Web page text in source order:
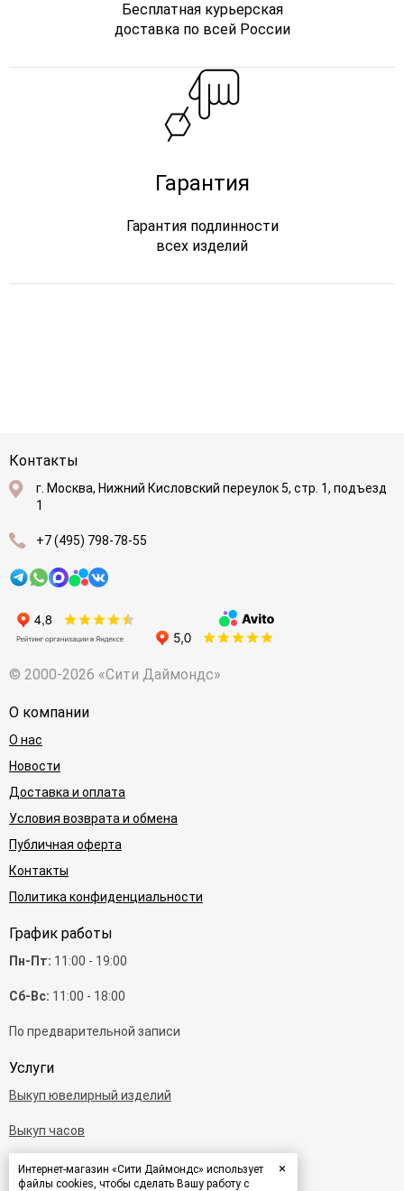
×
Интернет-магазин «Сити Даймондс» использует
файлы cookies, чтобы сделать Вашу работу с
Бесплатная курьерская
доставка по всей России
Гарантия
Гарантия подлинности
всех изделий
Контакты
г. Москва, Нижний Кисловский переулок 5, стр. 1, подъезд
1
+7 (495) 798-78-55
© 2000-2026 «Сити Даймондс»
О компании
О нас
Новости
Доставка и оплата
Условия возврата и обмена
Публичная оферта
Контакты
Политика конфиденциальности
График работы
Пн-Пт: 11:00 - 19:00
Сб-Вс: 11:00 - 18:00
По предварительной записи
Услуги
Выкуп ювелирный изделий
Выкуп часов
Выкуп бриллиантов